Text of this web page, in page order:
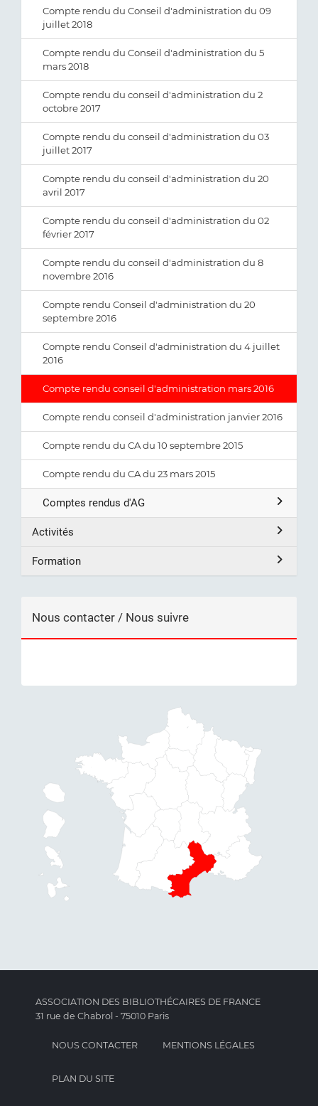
Compte rendu du Conseil d'administration du 09
juillet 2018
Compte rendu du Conseil d'administration du 5
mars 2018
Compte rendu du conseil d'administration du 2
octobre 2017
Compte rendu du conseil d'administration du 03
juillet 2017
Compte rendu du conseil d'administration du 20
avril 2017
Compte rendu du conseil d'administration du 02
février 2017
Compte rendu du conseil d'administration du 8
novembre 2016
Compte rendu Conseil d'administration du 20
septembre 2016
Compte rendu Conseil d'administration du 4 juillet
2016
Compte rendu conseil d'administration mars 2016
Compte rendu conseil d'administration janvier 2016
Compte rendu du CA du 10 septembre 2015
Compte rendu du CA du 23 mars 2015
Comptes rendus d'AG
Activités
Formation
Nous contacter / Nous suivre
ASSOCIATION DES BIBLIOTHÉCAIRES DE FRANCE
31 rue de Chabrol - 75010 Paris
NOUS CONTACTER MENTIONS LÉGALES
PLAN DU SITE